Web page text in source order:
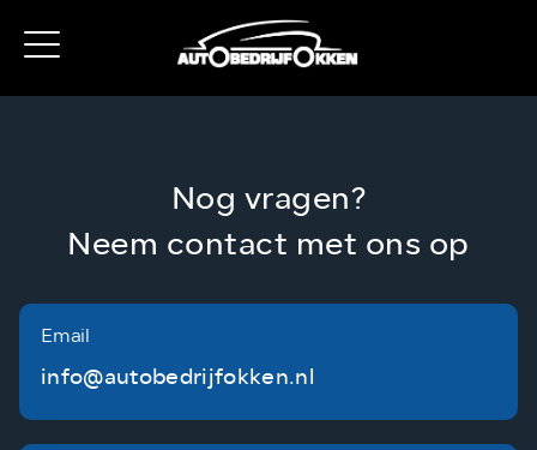
Nog vragen?
Neem contact met ons op
Email
info@autobedrijfokken.nl